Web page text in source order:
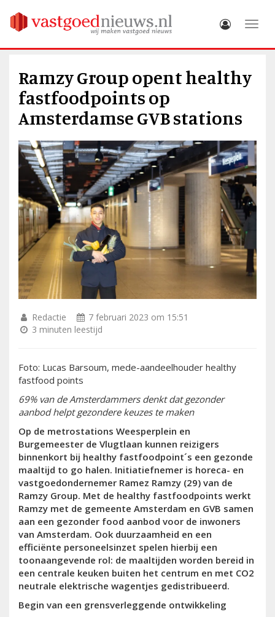
Ramzy Group opent healthy
fastfoodpoints op
Amsterdamse GVB stations
Redactie
7 februari 2023 om 15:51
3 minuten leestijd
Foto: Lucas Barsoum, mede-aandeelhouder healthy
fastfood points
69% van de Amsterdammers denkt dat gezonder
aanbod helpt gezondere keuzes te maken
Op de metrostations Weesperplein en
Burgemeester de Vlugtlaan kunnen reizigers
binnenkort bij healthy fastfoodpoint´s een gezonde
maaltijd to go halen. Initiatiefnemer is horeca- en
vastgoedondernemer Ramez Ramzy (29) van de
Ramzy Group. Met de healthy fastfoodpoints werkt
Ramzy met de gemeente Amsterdam en GVB samen
aan een gezonder food aanbod voor de inwoners
van Amsterdam. Ook duurzaamheid en een
efficiënte personeelsinzet spelen hierbij een
toonaangevende rol: de maaltijden worden bereid in
een centrale keuken buiten het centrum en met CO2
neutrale elektrische wagentjes gedistribueerd.
Begin van een grensverleggende ontwikkeling